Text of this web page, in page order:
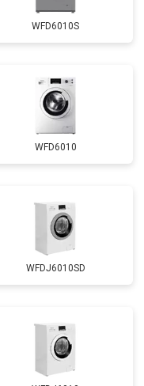
от 2100 ₽ Заказать
от 2100 ₽ Заказать
от 2550 ₽ Заказать
WFD6010S
WFD6010
WFDJ6010SD